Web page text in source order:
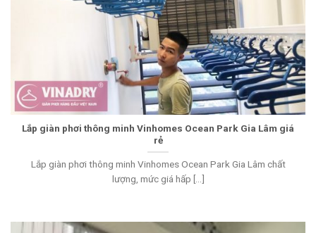
Lắp giàn phơi thông minh Vinhomes Ocean Park Gia Lâm giá
rẻ
Lắp giàn phơi thông minh Vinhomes Ocean Park Gia Lâm chất
lượng, mức giá hấp [...]